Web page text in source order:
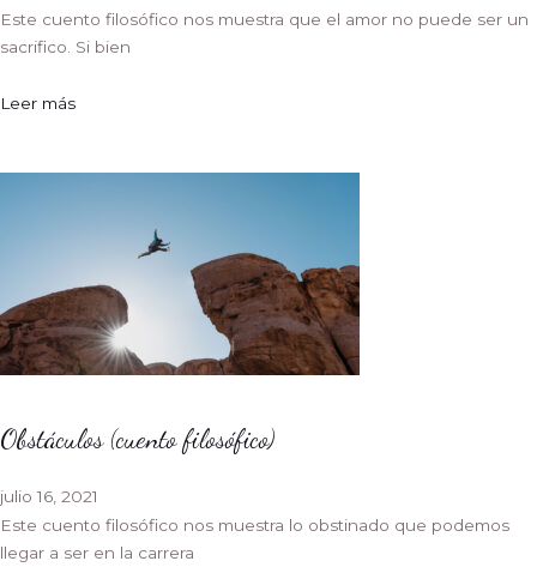
Este cuento filosófico nos muestra que el amor no puede ser un
sacrifico. Si bien
Leer más
Obstáculos (cuento filosófico)
julio 16, 2021
Este cuento filosófico nos muestra lo obstinado que podemos
llegar a ser en la carrera